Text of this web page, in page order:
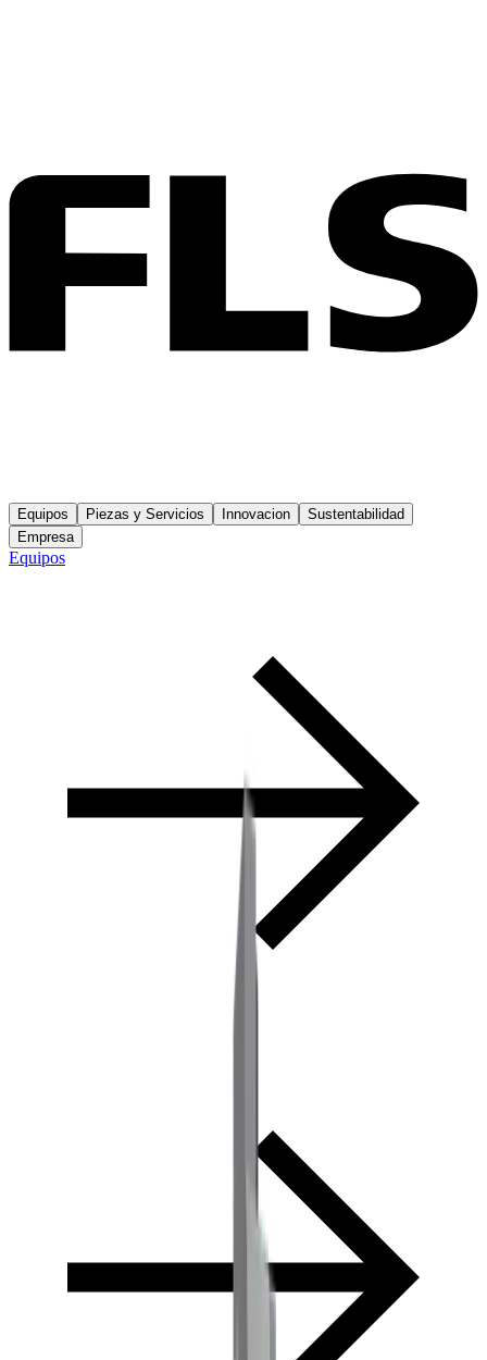
Equipos Piezas y Servicios Innovacion
Sustentabilidad
Empresa
Equipos